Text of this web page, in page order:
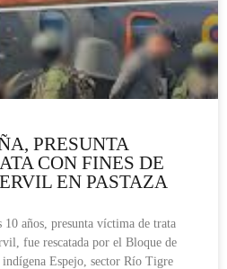
PRESUNTA
CON FINES DE
EN PASTAZA
10 años, presunta víctima de trata
fue rescatada por el Bloque de
Espejo, sector Río Tigre